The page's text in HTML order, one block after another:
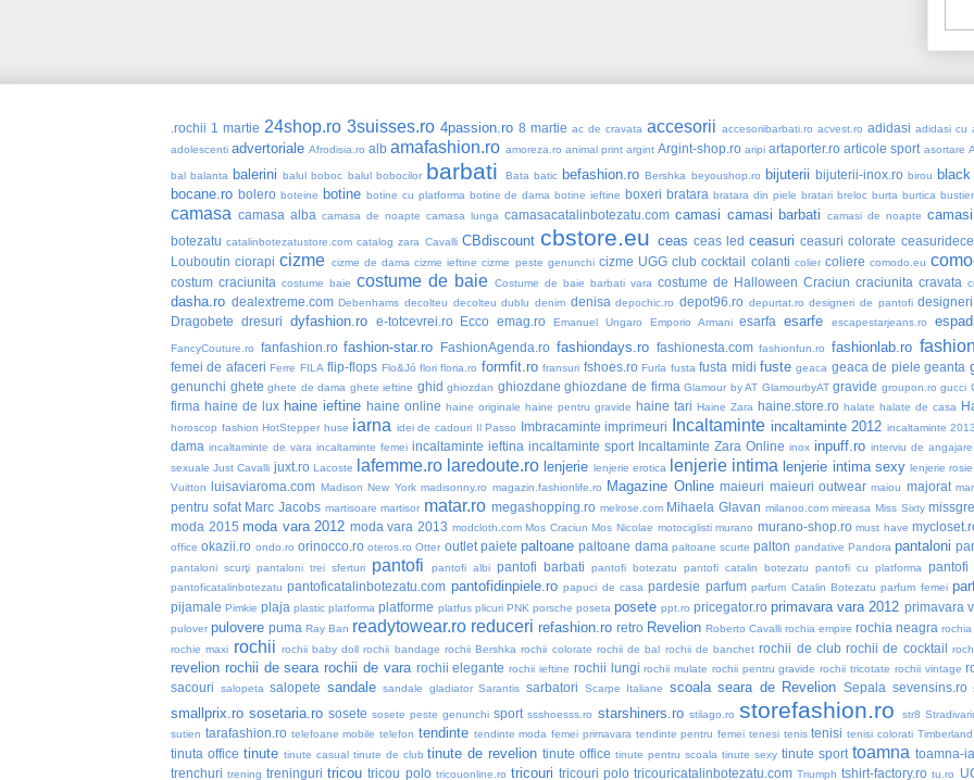
.rochii 1 martie 24shop.ro 3suisses.ro 4passion.ro 8 martie ac de cravata accesorii accesoriibarbati.ro acvest.ro adidasi adidasi cu
adolescenti advertoriale Afrodisia.ro alb amafashion.ro amoreza.ro animal print argint Argint-shop.ro aripi artaporter.ro articole sport asortare
bal balanta balerini balul boboc balul bobocilor barbati Bata batic befashion.ro Bershka beyoushop.ro bijuterii bijuterii-inox.ro birou
bocane.ro bolero boteine botine botine cu platforma botine de dama botine ieftine boxeri bratara bratara din piele bratari breloc burta burtica
camasa camasa alba camasa de noapte camasa lunga camasacatalinbotezatu.com camasi camasi barbati camasi de noapte
botezatu catalinbotezatustore.com catalog zara Cavalli CBdiscount cbstore.eu ceas ceas led ceasuri ceasuri colorate
Louboutin ciorapi cizme cizme de dama cizme ieftine cizme peste genunchi cizme UGG club cocktail colanti colier coliere comodo.eu
costum craciunita costume baie costume de baie Costume de baie barbati vara costume de Halloween Craciun craciunita cravata
dasha.ro dealextreme.com Debenhams decolteu decolteu dublu denim denisa depochic.ro depot96.ro depurtat.ro designeri de pantofi
Dragobete dresuri dyfashion.ro e-totcevrei.ro Ecco emag.ro Emanuel Ungaro Emporio Armani esarfa esarfe escapestarjeans.ro
FancyCouture.ro fanfashion.ro fashion-star.ro FashionAgenda.ro fashiondays.ro fashionesta.com fashionfun.ro fashionlab.ro
femei de afaceri Ferre FILA flip-flops Flo&Jó flori floria.ro formfit.ro fransuri fshoes.ro Furla fusta fusta midi fuste geaca geaca de piele geanta
genunchi ghete ghete de dama ghete ieftine ghid ghiozdan ghiozdane ghiozdane de firma Glamour by AT GlamourbyAT gravide groupon.ro gucci
firma haine de lux haine ieftine haine online haine originale haine pentru gravide haine tari Haine Zara haine.store.ro halate halate de casa
horoscop fashion HotStepper huse iarna idei de cadouri Il Passo Imbracaminte imprimeuri Incaltaminte incaltaminte 2012 incaltaminte 2013
dama incaltaminte de vara incaltaminte femei incaltaminte ieftina incaltaminte sport Incaltaminte Zara Online inox inpuff.ro interviu de angajare
sexuale Just Cavalli juxt.ro Lacoste lafemme.ro laredoute.ro lenjerie lenjerie erotica lenjerie intima lenjerie intima sexy lenjerie rosie
Vuitton luisaviaroma.com Madison New York madisonny.ro magazin.fashionlife.ro Magazine Online maieuri maieuri outwear maiou majorat
pentru sofat Marc Jacobs martisoare martisor matar.ro megashopping.ro melrose.com Mihaela Glavan milanoo.com mireasa Miss Sixty
moda 2015 moda vara 2012 moda vara 2013 modcloth.com Mos Craciun Mos Nicolae motociglisti murano murano-shop.ro must have
office okazii.ro ondo.ro orinocco.ro oteros.ro Otter outlet paiete paltoane paltoane dama paltoane scurte palton pandative Pandora pantaloni
pantaloni scurţi pantaloni trei sferturi pantofi pantofi albi pantofi barbati pantofi botezatu pantofi catalin botezatu pantofi cu platforma pantofi
pantoficatalinbotezatu pantoficatalinbotezatu.com pantofidinpiele.ro papuci de casa pardesie parfum parfum Catalin Botezatu parfum femei
pijamale Pimkie plaja plastic platforma platforme platfus plicuri PNK porsche poseta posete ppt.ro pricegator.ro primavara vara 2012 primavara
pulover pulovere puma Ray Ban readytowear.ro reduceri refashion.ro retro Revelion Roberto Cavalli rochia empire rochia neagra rochia
rochie maxi rochii rochii baby doll rochii bandage rochii Bershka rochii colorate rochii de bal rochii de banchet rochii de club rochii de cocktail
revelion rochii de seara rochii de vara rochii elegante rochii ieftine rochii lungi rochii mulate rochii pentru gravide rochii tricotate rochii vintage
sacouri salopeta salopete sandale sandale gladiator Sarantis sarbatori Scarpe Italiane scoala seara de Revelion Sepala sevensins.ro
smallprix.ro sosetaria.ro sosete sosete peste genunchi sport ssshoesss.ro starshiners.ro stilago.ro storefashion.ro str8
sutien tarafashion.ro telefoane mobile telefon tendinte tendinte moda femei primavara tendinte pentru femei tenesi tenis tenisi tenisi colorati Timberland
tinuta office tinute tinute casual tinute de club tinute de revelion tinute office tinute pentru scoala tinute sexy tinute sport toamna toamna-
trenchuri trening treninguri tricou tricou polo tricouonline.ro tricouri tricouri polo tricouricatalinbotezatu.com Triumph tshirt-factory.ro tu.ro